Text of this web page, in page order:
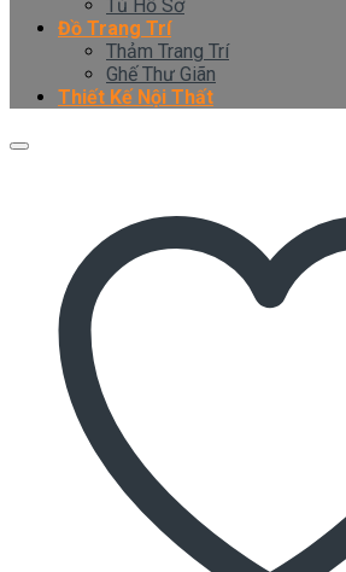
Tủ Hồ Sơ
Đồ Trang Trí
Thảm Trang Trí
Ghế Thư Giãn
Thiết Kế Nội Thất